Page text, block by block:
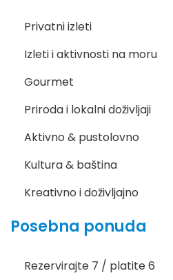
Privatni izleti
Izleti i aktivnosti na moru
Gourmet
Priroda i lokalni doživljaji
Aktivno & pustolovno
Kultura & baština
Kreativno i doživljajno
Posebna ponuda
Rezervirajte 7 / platite 6